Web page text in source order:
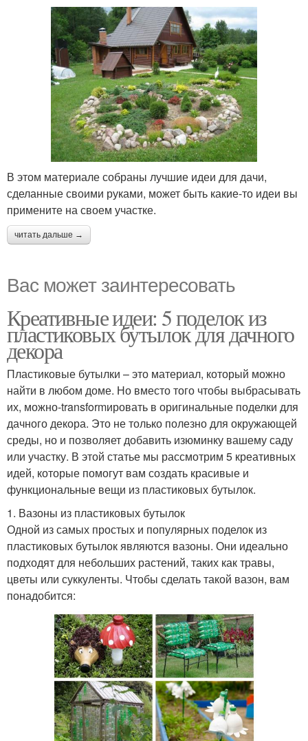
В этом материале собраны лучшие идеи для дачи,
сделанные своими руками, может быть какие-то идеи вы
примените на своем участке.
читать дальше →
Вас может заинтересовать
Креативные идеи: 5 поделок из
пластиковых бутылок для дачного
декора
Пластиковые бутылки – это материал, который можно
найти в любом доме. Но вместо того чтобы выбрасывать
их, можно-transformировать в оригинальные поделки для
дачного декора. Это не только полезно для окружающей
среды, но и позволяет добавить изюминку вашему саду
или участку. В этой статье мы рассмотрим 5 креативных
идей, которые помогут вам создать красивые и
функциональные вещи из пластиковых бутылок.
1. Вазоны из пластиковых бутылок
Одной из самых простых и популярных поделок из
пластиковых бутылок являются вазоны. Они идеально
подходят для небольших растений, таких как травы,
цветы или суккуленты. Чтобы сделать такой вазон, вам
понадобится: